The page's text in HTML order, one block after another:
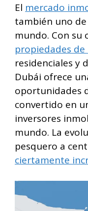
El mercado
también uno
mundo. Con su
propiedades de
residenciales y
Dubái ofrece
oportunidades
convertido en
inversores
mundo. La
pesquero a
ciertamente